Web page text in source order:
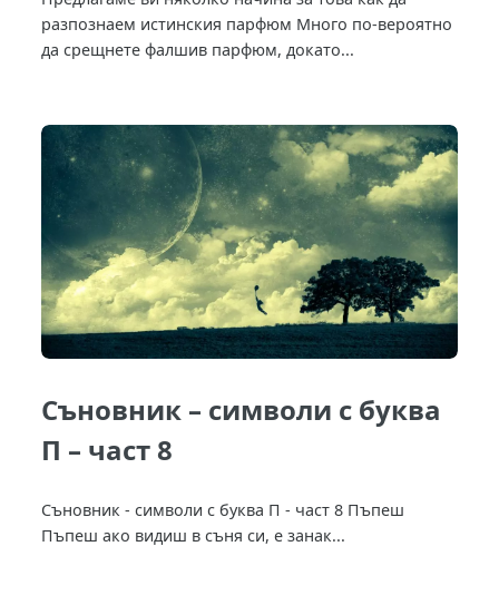
разпознаем истинския парфюм Много по-вероятно
да срещнете фалшив парфюм, докато...
Съновник – символи с буква
П – част 8
Съновник - символи с буква П - част 8 Пъпеш
Пъпеш ако видиш в съня си, е занак...